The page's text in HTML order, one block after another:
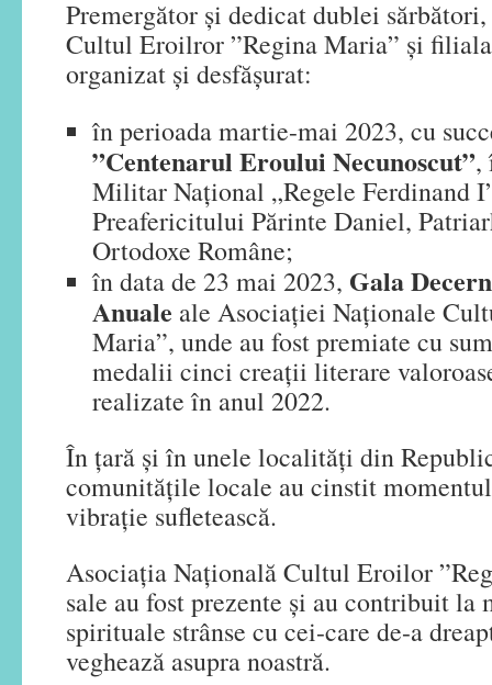
Premergător și dedicat dublei
Cultul Eroilror ”Regina Maria” și
organizat și desfășurat:
în perioada martie-mai 2023, cu
”Centenarul Eroului Necunoscut”,
Militar Național „Regele Ferdinand
Preafericitului Părinte Daniel,
Ortodoxe Române;
în data de 23 mai 2023, Gala
Anuale ale Asociației Naționale
Maria”, unde au fost premiate cu
medalii cinci creații literare
realizate în anul 2022.
În țară și în unele localități din
comunitățile locale au cinstit
vibrație sufletească.
Asociația Națională Cultul Eroilor
sale au fost prezente și au contribuit la
spirituale strânse cu cei-care de-a
veghează asupra noastră.